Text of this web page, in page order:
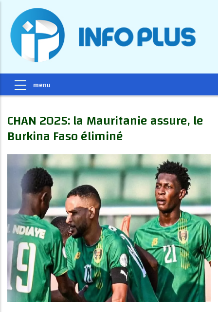
CHAN 2025: la Mauritanie assure, le
Burkina Faso éliminé